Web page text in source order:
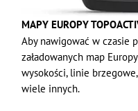
MAPY EUROPY
Aby nawigować w czasie
załadowanych map
wysokości, linie
wiele innych.